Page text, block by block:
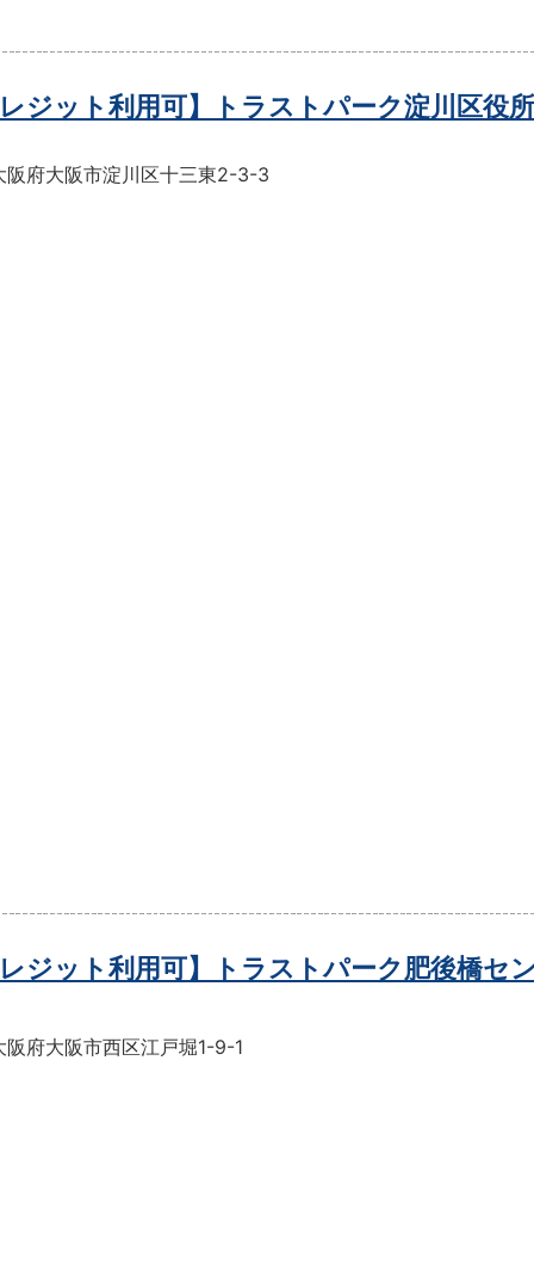
レジット利用可】トラストパーク淀川区役
阪府大阪市淀川区十三東2-3-3
レジット利用可】トラストパーク肥後橋セ
阪府大阪市西区江戸堀1-9-1